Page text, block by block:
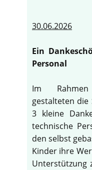
30.06.2026
Ein
Personal
Im
gestalteten die
3 kleine
technische
den selbst
Kinder ihre
Unterstützung